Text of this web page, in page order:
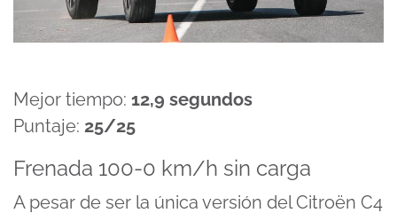
Mejor tiempo: 12,9 segundos
Puntaje: 25/25
Frenada 100-0 km/h sin carga
A pesar de ser la única versión del Citroën C4